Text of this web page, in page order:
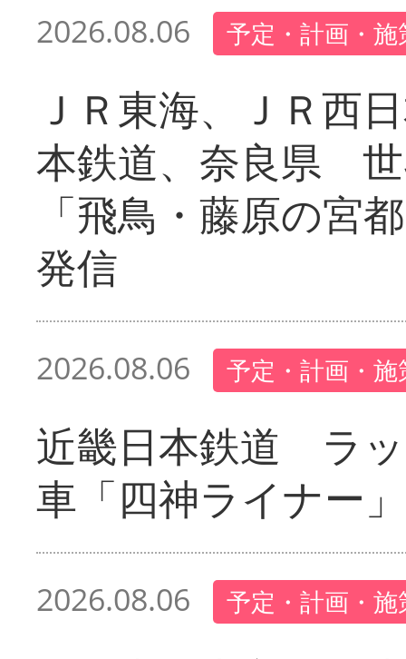
2026.08.06 予定・計画・施
ＪＲ東海、ＪＲ西
本鉄道、奈良県
「飛鳥・藤原の宮
発信
2026.08.06 予定・計画・施
近畿日本鉄道 ラ
車「四神ライナー
2026.08.06 予定・計画・施